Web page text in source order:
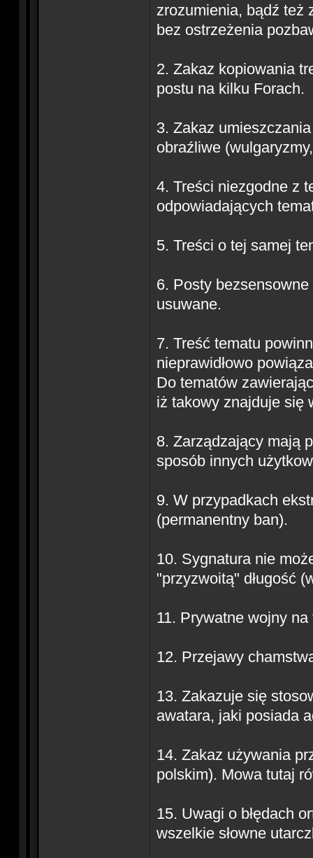
zrozumienia, bądź też
bez ostrzeżenia
2. Zakaz kopiowania
postu na kilku Forach.
3. Zakaz
obraźliwe
4. Treści niezgodne z
odpowiadających
5. Treści o tej samej
6. Posty
usuwane.
7. Treść tematu
nieprawidłowo
Do tematów
iż takowy znajduje się
8. Zarządzający mają
sposób innych
9. W przypadkach
(permanentny ban).
10. Sygnatura nie
"przyzwoitą" długość
11. Prywatne wojny
12. Przejawy
13. Zakazuje się
awatara, jaki posiada
14. Zakaz używania
polskim). Mowa tutaj
15. Uwagi o błędach
wszelkie słowne